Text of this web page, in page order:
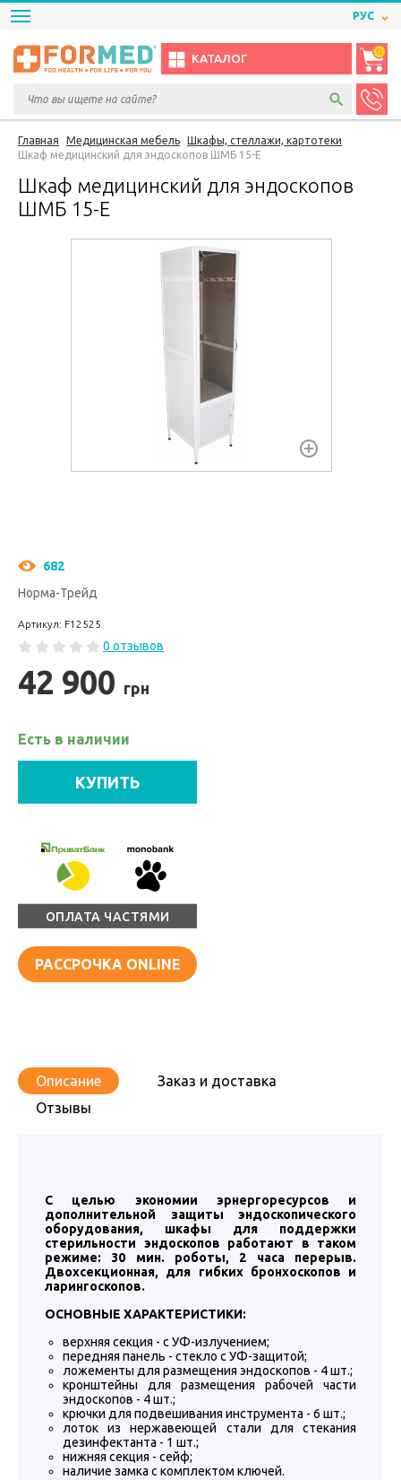
РУС
КАТАЛОГ
0
Главная Медицинская мебель
Шкафы, стеллажи, картотеки
Шкаф медицинский для эндоскопов ШМБ 15-Е
Шкаф медицинский для эндоскопов
ШМБ 15-Е
682
Норма-Трейд
Артикул: F12525
0 отзывов
42 900 грн
Есть в наличии
КУПИТЬ
ОПЛАТА ЧАСТЯМИ
РАССРОЧКА ONLINE
Описание
Заказ и доставка
Отзывы
С целью экономии эрнергоресурсов и
дополнительной защиты эндоскопического
оборудования, шкафы для поддержки
стерильности эндоскопов работают в таком
режиме: 30 мин. роботы, 2 часа перерыв.
Двохсекционная, для гибких бронхоскопов и
ларингоскопов.
ОСНОВНЫЕ ХАРАКТЕРИСТИКИ:
верхняя секция - с УФ-излучением;
передняя панель - стекло с УФ-защитой;
ложементы для размещения эндоскопов - 4 шт.;
кронштейны для размещения рабочей части
эндоскопов - 4 шт.;
крючки для подвешивания инструмента - 6 шт.;
лоток из нержавеющей стали для стекания
дезинфектанта - 1 шт.;
нижняя секция - сейф;
наличие замка с комплектом ключей.